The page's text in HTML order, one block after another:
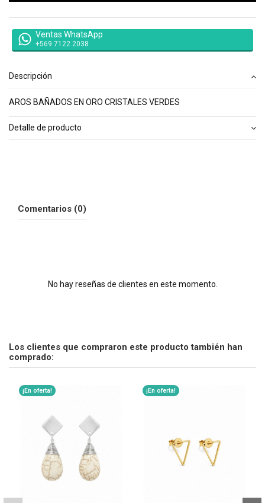
Ventas WhatsApp
+569 7122 2038
Descripción
AROS BAÑADOS EN ORO CRISTALES VERDES
Detalle de producto
Comentarios (0)
No hay reseñas de clientes en este momento.
Los clientes que compraron este producto también han
comprado:
¡En oferta! ¡En oferta!